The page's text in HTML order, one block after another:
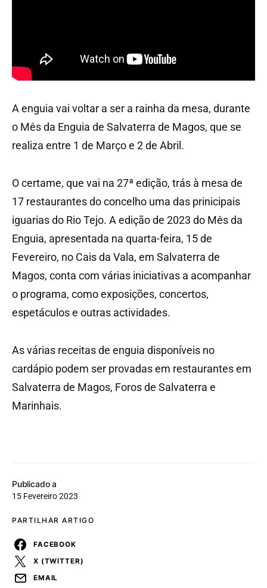
Publicado a
15 Fevereiro 2023
PARTILHAR ARTIGO
FACEBOOK
X (TWITTER)
EMAIL
A enguia vai voltar a ser a rainha da mesa, durante
o Mês da Enguia de Salvaterra de Magos, que se
realiza entre 1 de Março e 2 de Abril.
O certame, que vai na 27ª edição, trás à mesa de
17 restaurantes do concelho uma das prinicipais
iguarias do Rio Tejo. A edição de 2023 do Mês da
Enguia, apresentada na quarta-feira, 15 de
Fevereiro, no Cais da Vala, em Salvaterra de
Magos, conta com várias iniciativas a acompanhar
o programa, como exposições, concertos,
espetáculos e outras actividades.
As várias receitas de enguia disponíveis no
cardápio podem ser provadas em restaurantes em
Salvaterra de Magos, Foros de Salvaterra e
Marinhais.